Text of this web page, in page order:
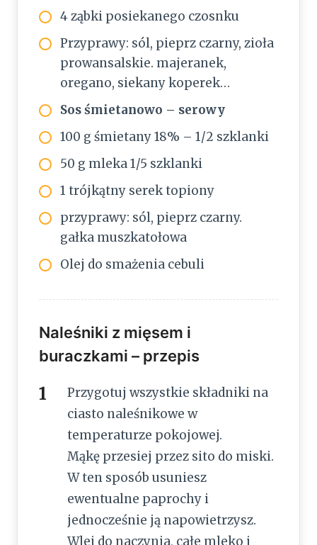
4 ząbki posiekanego czosnku
Przyprawy: sól, pieprz czarny, zioła
prowansalskie. majeranek,
oregano, siekany koperek…
Sos śmietanowo – serowy
100 g śmietany 18% – 1/2 szklanki
50 g mleka 1/5 szklanki
1 trójkątny serek topiony
przyprawy: sól, pieprz czarny.
gałka muszkatołowa
Olej do smażenia cebuli
Naleśniki z mięsem i
buraczkami – przepis
Przygotuj wszystkie składniki na
ciasto naleśnikowe w
temperaturze pokojowej.
Mąkę przesiej przez sito do miski.
W ten sposób usuniesz
ewentualne paprochy i
jednocześnie ją napowietrzysz.
Wlej do naczynia, całe mleko i